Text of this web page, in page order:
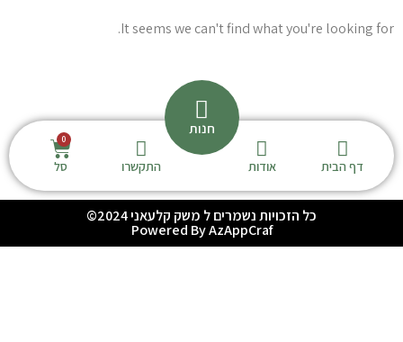
It seems we can't find what you're looking for.
חנות
דף הבית אודות התקשרו סל
כל הזכויות נשמרים ל משק קלעאני 2024©
Powered By AzAppCraf